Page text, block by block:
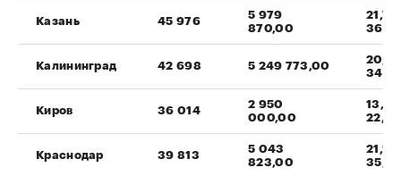
Казань 45 976
5 979
870,00
21,7
36,1
Калининград 42 698 5 249 773,00
20,5
34,2
Киров 36 014
2 950
000,00
13,7
22,8
Краснодар 39 813
5 043
823,00
21,1
35,2